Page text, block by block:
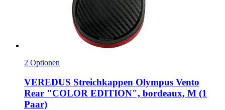
2 Optionen
VEREDUS Streichkappen Olympus Vento
Rear "COLOR EDITION", bordeaux, M (1
Paar)